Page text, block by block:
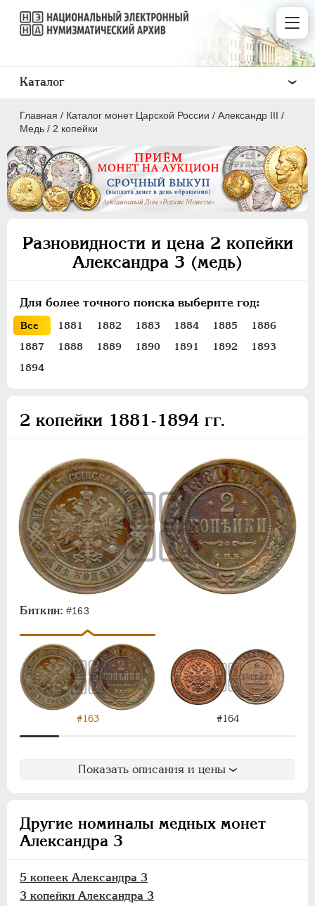
Главная / Каталог монет Царской России / Александр III /
Медь / 2 копейки
Разновидности и цена 2 копейки
Александра 3 (медь)
Для более точного поиска выберите год:
Все 1881 1882 1883 1884 1885
1886
1887
1888 1889 1890 1891 1892
1893
1894
2 копейки 1881-1894 гг.
Биткин: #163
#163 #164
Показать описания и цены
Другие номиналы медных монет
Александра 3
5 копеек Александра 3
3 копейки Александра 3
Каталог
ПEТР I 1699 - 1725
ПЕТР II 1727-1729
АННА ИОАННОВНА 1730-1740
ЕЛИЗАВЕТА 1741-1762
ПЕТР III
1762-1762
ЕКАТЕРИНА II
1762-1796
ПАВЕЛ I
АЛЕКСАНДР II 1855-1881
Серебро
Медь
5 копеек
3 копейки
2 копейки
1 копейка
1/2 копейки
1/4 копейки
Памятные и донативные
Пробные
Для Финляндии
Аффинажные слитки
ВРЕМЕННОЕ ПРАВ. 1917-1918